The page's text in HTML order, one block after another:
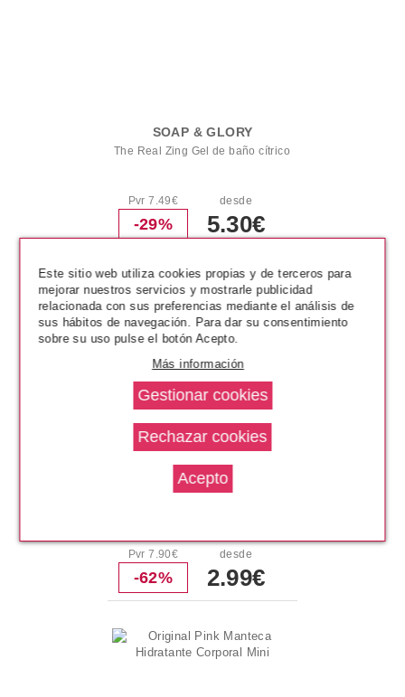
SOAP & GLORY
The Real Zing Gel de baño cítrico
Pvr 7.49€
-29%
desde
5.30€
SOAP & GLORY
Pvr 7.90€
-62%
desde
2.99€
Este sitio web utiliza cookies propias y de terceros para
mejorar nuestros servicios y mostrarle publicidad
relacionada con sus preferencias mediante el análisis de
sus hábitos de navegación. Para dar su consentimiento
sobre su uso pulse el botón Acepto.
Más información